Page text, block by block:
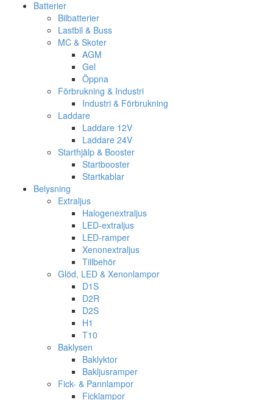
Batterier
Bilbatterier
Lastbil & Buss
MC & Skoter
AGM
Gel
Öppna
Förbrukning & Industri
Industri & Förbrukning
Laddare
Laddare 12V
Laddare 24V
Starthjälp & Booster
Startbooster
Startkablar
Belysning
Extraljus
Halogenextraljus
LED-extraljus
LED-ramper
Xenonextraljus
Tillbehör
Glöd, LED & Xenonlampor
D1S
D2R
D2S
H1
T10
Baklysen
Baklyktor
Bakljusramper
Fick- & Pannlampor
Ficklampor